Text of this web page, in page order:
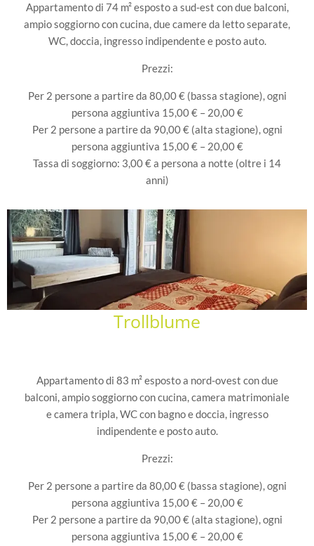
Appartamento di 74 m² esposto a sud-est con due balconi,
ampio soggiorno con cucina, due camere da letto separate,
WC, doccia, ingresso indipendente e posto auto.
Prezzi:
Per 2 persone a partire da 80,00 € (bassa stagione), ogni
persona aggiuntiva 15,00 € – 20,00 €
Per 2 persone a partire da 90,00 € (alta stagione), ogni
persona aggiuntiva 15,00 € – 20,00 €
Tassa di soggiorno: 3,00 € a persona a notte (oltre i 14
anni)
Trollblume
Appartamento di 83 m² esposto a nord-ovest con due
balconi, ampio soggiorno con cucina, camera matrimoniale
e camera tripla, WC con bagno e doccia, ingresso
indipendente e posto auto.
Prezzi:
Per 2 persone a partire da 80,00 € (bassa stagione), ogni
persona aggiuntiva 15,00 € – 20,00 €
Per 2 persone a partire da 90,00 € (alta stagione), ogni
persona aggiuntiva 15,00 € – 20,00 €